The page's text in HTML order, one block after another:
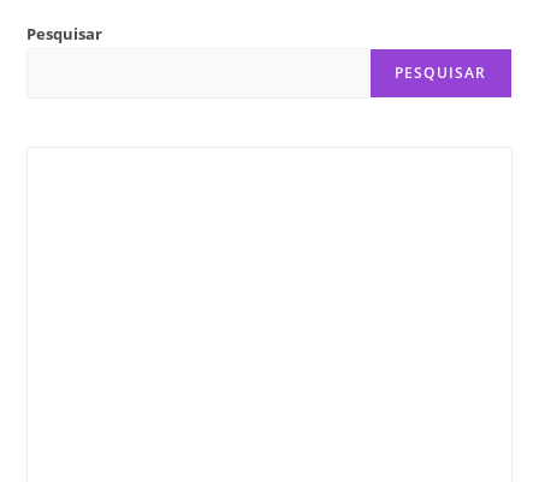
Pesquisar
PESQUISAR